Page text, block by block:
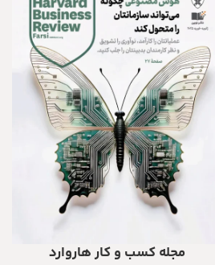
نمایش محصولات
مجله کسب و کار هاروارد